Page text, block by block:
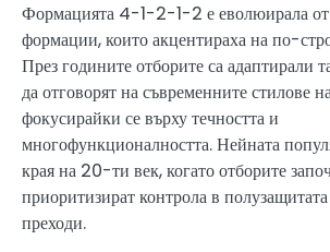
Формацията 4-1-2-1-2 е еволюирала
формации, които акцентираха на по-
През годините отборите са адаптирали
да отговорят на съвременните стилове
фокусирайки се върху течността и
многофункционалността. Нейната
края на 20-ти век, когато отборите
приоритизират контрола в
преходи.